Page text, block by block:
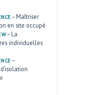
– Maîtriser
en site occupé
– La
individuelles
–